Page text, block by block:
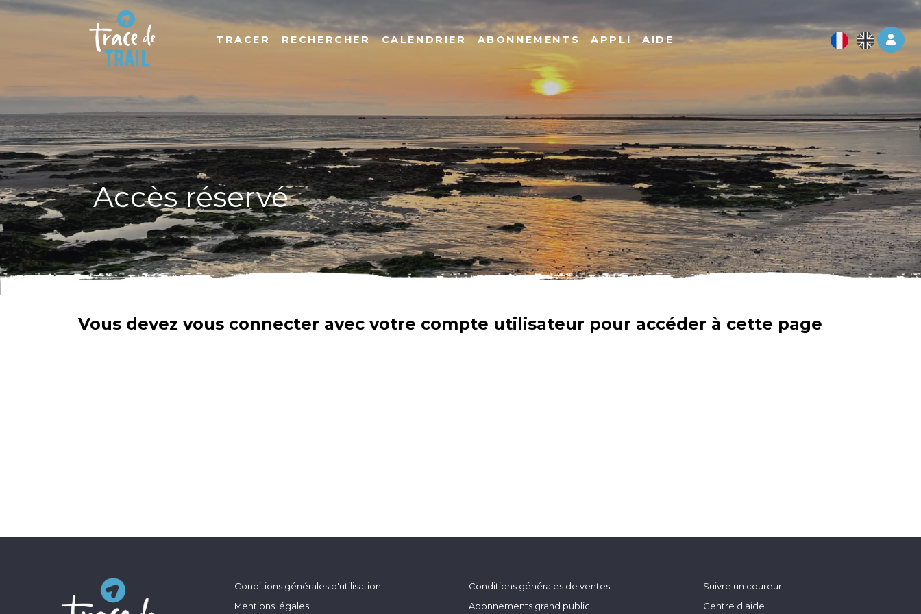
Log
TRACER RECHERCHER CALENDRIER ABONNEMENTS APPLI AIDE
Accès réservé
Vous devez vous connecter avec votre compte utilisateur pour accéder à cette page
Conditions générales d'utilisation
Mentions légales
Conditions générales de ventes
Abonnements grand public
Suivre un coureur
Centre d'aide